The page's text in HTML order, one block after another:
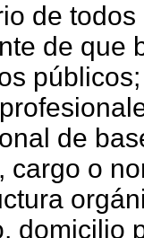
de
de que
de
cargo o
domicilio